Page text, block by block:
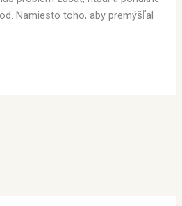
Namiesto toho, aby premýšľal